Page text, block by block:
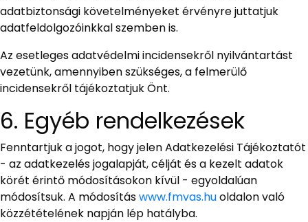
adatbiztonsági követelményeket érvényre juttatjuk
adatfeldolgozóinkkal szemben is.
Az esetleges adatvédelmi incidensekről nyilvántartást
vezetünk, amennyiben szükséges, a felmerülő
incidensekről tájékoztatjuk Önt.
6. Egyéb rendelkezések
Fenntartjuk a jogot, hogy jelen Adatkezelési Tájékoztatót
- az adatkezelés jogalapját, célját és a kezelt adatok
körét érintő módosításokon kívül - egyoldalúan
módosítsuk. A módosításwww.fmvas.huoldalon való
közzétételének napján lép hatályba.